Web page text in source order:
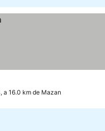
a 16.0 km de Mazan